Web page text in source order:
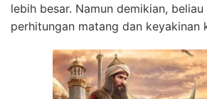
lebih besar. Namun demikian,
perhitungan matang dan keyakinan